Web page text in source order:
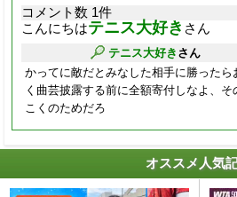
コメント数 1件
こんにちはテニス大好き さん
テニス大好き さん
かってに敵だとみなした相手に勝ったら
く曲芸披露する前に全額寄付しなよ、
こくのためだろ
オススメ人気